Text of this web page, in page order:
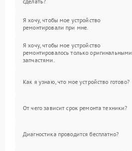
Я хочу, чтобы мое устройство
ремонтировали при мне.
Я хочу, чтобы мое устройство
ремонтировалось только оригинальными
запчастями.
Как я узнаю, что мое устройство готово?
От чего зависит срок ремонта техники?
Диагностика проводится бесплатно?